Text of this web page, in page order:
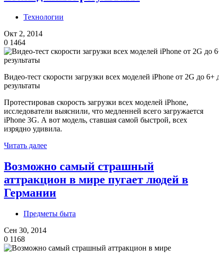
Технологии
Окт 2, 2014
0 1464
Видео-тест скорости загрузки всех моделей iPhone от 2G до
результаты
Протестировав скорость загрузки всех моделей iPhone,
исследователи выяснили, что медленней всего загружается
iPhone 3G. А вот модель, ставшая самой быстрой, всех
изрядно удивила.
Читать далее
Возможно самый страшный
аттракцион в мире пугает людей в
Германии
Предметы быта
Сен 30, 2014
0 1168